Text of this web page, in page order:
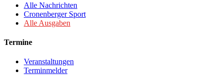
Alle Nachrichten
Cronenberger Sport
Alle Ausgaben
Termine
Veranstaltungen
Terminmelder